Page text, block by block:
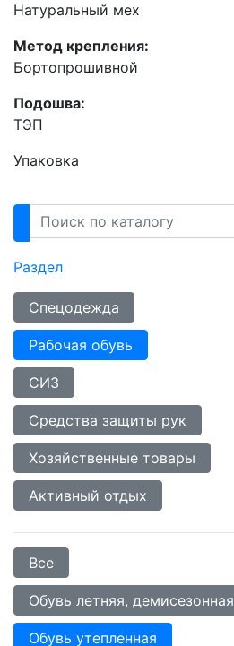
Натуральный мех
Метод крепления:
Бортопрошивной
Подошва:
ТЭП
Упаковка
Раздел
Спецодежда
Рабочая обувь
СИЗ
Средства защиты рук
Хозяйственные товары
Активный отдых
Все
Обувь летняя, демисезонная
Обувь утепленная